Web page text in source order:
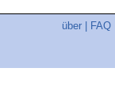
über FAQ